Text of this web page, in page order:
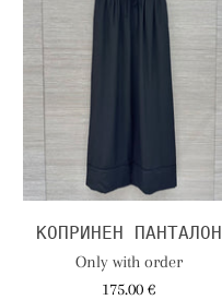
КОПРИНЕН ПАНТАЛОН
Only with order
175.00 €